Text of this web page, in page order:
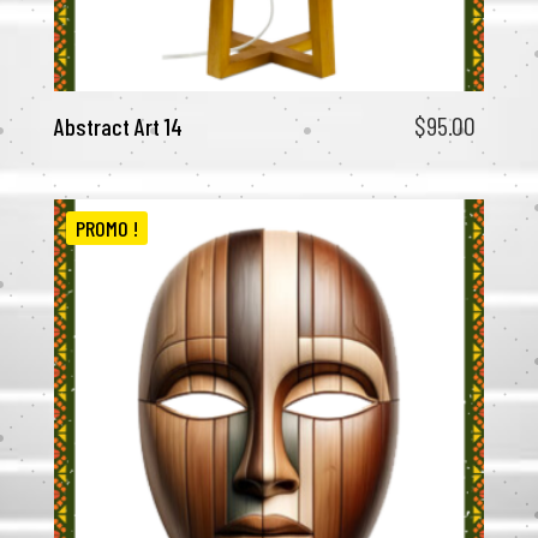
Abstract Art 14 $95.00
PROMO !